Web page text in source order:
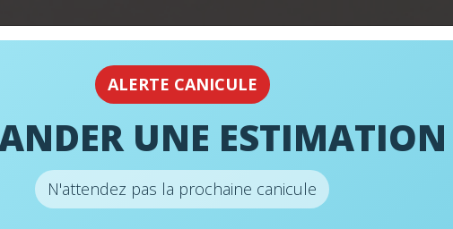
ALERTE CANICULE
UNE ESTIMATION
N'attendez pas la prochaine canicule